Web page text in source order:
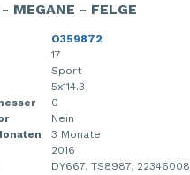
MEGANE - FELGE
O359872
17
Sport
5x114.3
0
Nein
3 Monate
2016
DY667, TS8987, 22346008